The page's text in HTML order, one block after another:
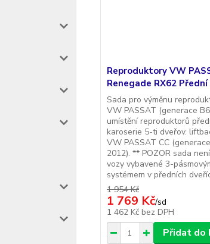
Reproduktory VW
Renegade RX62
Sada pro výměnu
VW PASSAT (generace
umístění reproduktorů
karoserie 5-ti dveřov.
VW PASSAT CC
2012). ** POZOR sada
vozy vybavené 3-
systémem v předních
1 954 Kč
1 769 Kč/sd
1 462 Kč bez DPH
Přidat do